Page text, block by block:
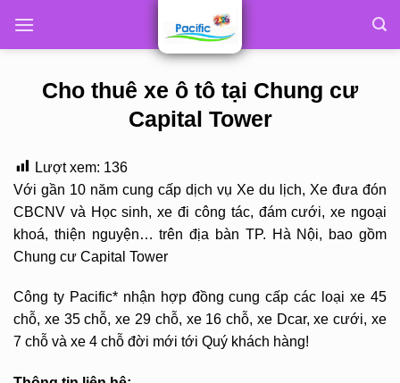
Cho thuê xe ô tô tại Chung cư
Capital Tower
Lượt xem: 136
Với gần 10 năm cung cấp dịch vụ Xe du lịch, Xe đưa đón
CBCNV và Học sinh, xe đi công tác, đám cưới, xe ngoại
khoá, thiện nguyện… trên địa bàn TP. Hà Nội, bao gồm
Chung cư Capital Tower
Công ty Pacific* nhận hợp đồng cung cấp các loại xe 45
chỗ, xe 35 chỗ, xe 29 chỗ, xe 16 chỗ, xe Dcar, xe cưới, xe
7 chỗ và xe 4 chỗ đời mới tới Quý khách hàng!